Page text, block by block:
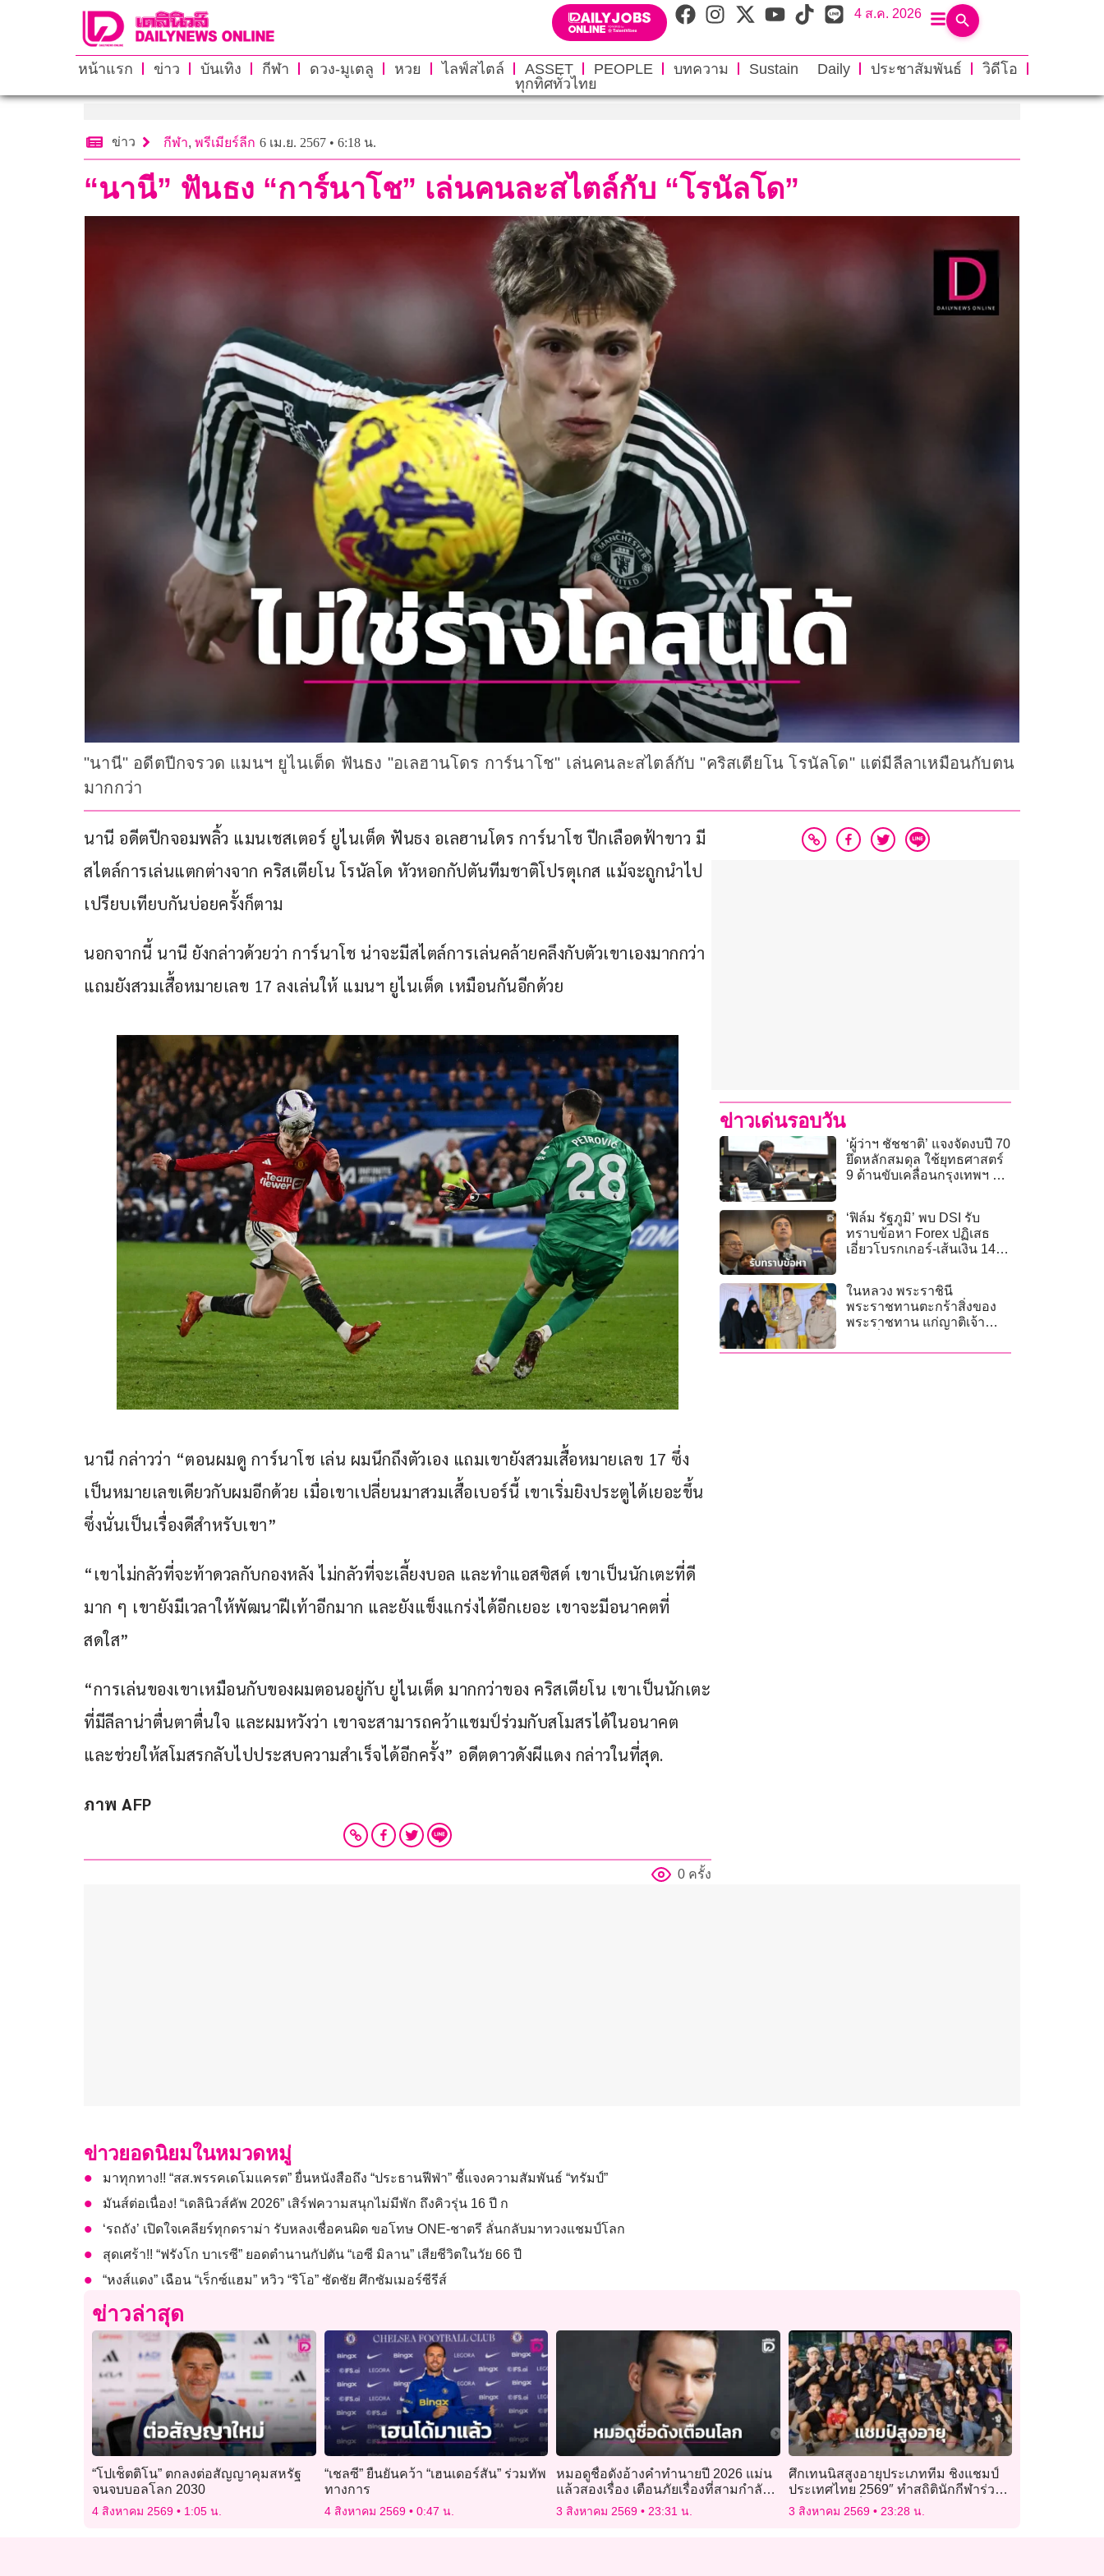
4 ส.ค. 2026
หน้าแรก ข่าว บันเทิง กีฬา ดวง-มูเตลู หวย ไลฟ์สไตล์ ASSET PEOPLE บทความ Sustain Daily ประชาสัมพันธ์
วิดีโอ
ทุกทิศทั่วไทย
ข่าว กีฬา, พรีเมียร์ลีก 6 เม.ย. 2567 • 6:18 น.
“นานี” ฟันธง “การ์นาโช” เล่นคนละสไตล์กับ “โรนัลโด”
"นานี" อดีตปีกจรวด แมนฯ ยูไนเต็ด ฟันธง "อเลฮานโดร การ์นาโช" เล่นคนละสไตล์กับ "คริสเตียโน โรนัลโด" แต่มีลีลาเหมือนกับตน
มากกว่า
นานี อดีตปีกจอมพลิ้ว แมนเชสเตอร์ ยูไนเต็ด ฟันธง อเลฮานโดร การ์นาโช ปีกเลือดฟ้าขาว มี
สไตล์การเล่นแตกต่างจาก คริสเตียโน โรนัลโด หัวหอกกัปตันทีมชาติโปรตุเกส แม้จะถูกนำไป
เปรียบเทียบกันบ่อยครั้งก็ตาม
นอกจากนี้ นานี ยังกล่าวด้วยว่า การ์นาโช น่าจะมีสไตล์การเล่นคล้ายคลึงกับตัวเขาเองมากกว่า
แถมยังสวมเสื้อหมายเลข 17 ลงเล่นให้ แมนฯ ยูไนเต็ด เหมือนกันอีกด้วย
นานี กล่าวว่า “ตอนผมดู การ์นาโช เล่น ผมนึกถึงตัวเอง แถมเขายังสวมเสื้อหมายเลข 17 ซึ่ง
เป็นหมายเลขเดียวกับผมอีกด้วย เมื่อเขาเปลี่ยนมาสวมเสื้อเบอร์นี้ เขาเริ่มยิงประตูได้เยอะขึ้น
ซึ่งนั่นเป็นเรื่องดีสำหรับเขา”
“เขาไม่กลัวที่จะท้าดวลกับกองหลัง ไม่กลัวที่จะเลี้ยงบอล และทำแอสซิสต์ เขาเป็นนักเตะที่ดี
มาก ๆ เขายังมีเวลาให้พัฒนาฝีเท้าอีกมาก และยังแข็งแกร่งได้อีกเยอะ เขาจะมีอนาคตที่
สดใส”
“การเล่นของเขาเหมือนกับของผมตอนอยู่กับ ยูไนเต็ด มากกว่าของ คริสเตียโน เขาเป็นนักเตะ
ที่มีลีลาน่าตื่นตาตื่นใจ และผมหวังว่า เขาจะสามารถคว้าแชมป์ร่วมกับสโมสรได้ในอนาคต
และช่วยให้สโมสรกลับไปประสบความสำเร็จได้อีกครั้ง” อดีตดาวดังผีแดง กล่าวในที่สุด.
ภาพ AFP
0 ครั้ง
ข่าวเด่นรอบวัน
‘ผู้ว่าฯ ชัชชาติ’ แจงจัดงบปี 70
ยึดหลักสมดุล ใช้ยุทธศาสตร์
9 ด้านขับเคลื่อนกรุงเทพฯ สู่
‘ฟิล์ม รัฐภูมิ’ พบ DSI รับ
ทราบข้อหา Forex ปฏิเสธ
เอี่ยวโบรกเกอร์-เส้นเงิน 142
ในหลวง พระราชินี
พระราชทานตะกร้าสิ่งของ
พระราชทาน แก่ญาติเจ้า
ข่าวยอดนิยมในหมวดหมู่
มาทุกทาง!! “สส.พรรคเดโมแครต” ยื่นหนังสือถึง “ประธานฟีฟ่า” ชี้แจงความสัมพันธ์ “ทรัมป์”
มันส์ต่อเนื่อง! “เดลินิวส์คัพ 2026” เสิร์ฟความสนุกไม่มีพัก ถึงคิวรุ่น 16 ปี ก
‘รถถัง’ เปิดใจเคลียร์ทุกดราม่า รับหลงเชื่อคนผิด ขอโทษ ONE-ชาตรี ลั่นกลับมาทวงแชมป์โลก
สุดเศร้า!! “ฟรังโก บาเรซี” ยอดตำนานกัปตัน “เอซี มิลาน” เสียชีวิตในวัย 66 ปี
“หงส์แดง” เฉือน “เร็กซ์แฮม” หวิว “ริโอ” ซัดชัย ศึกซัมเมอร์ซีรีส์
ข่าวล่าสุด
“โปเช็ตติโน” ตกลงต่อสัญญาคุมสหรัฐ
จนจบบอลโลก 2030
4 สิงหาคม 2569 1:05 น.
“เชลซี” ยืนยันคว้า “เฮนเดอร์สัน” ร่วมทัพ
ทางการ
4 สิงหาคม 2569 0:47 น.
หมอดูชื่อดังอ้างคำทำนายปี 2026 แม่น
แล้วสองเรื่อง เตือนภัยเรื่องที่สามกำลัง
ก่อตัว
3 สิงหาคม 2569 23:31 น.
ศึกเทนนิสสูงอายุประเภททีม ชิงแชมป์
ประเทศไทย 2569″ ทำสถิตินักกีฬาร่วม
ชิงชัยสูงสุดเป็นประวัติการณ์
3 สิงหาคม 2569 23:28 น.